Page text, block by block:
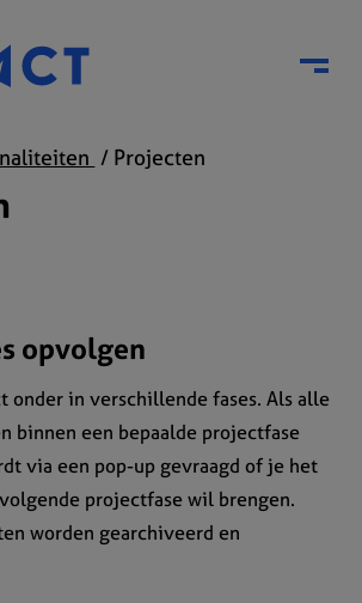
Menu
Projecten
opvolgen
onder in verschillende fases. Als alle
binnen een bepaalde projectfase
via een pop-up gevraagd of je het
projectfase wil brengen.
worden gearchiveerd en